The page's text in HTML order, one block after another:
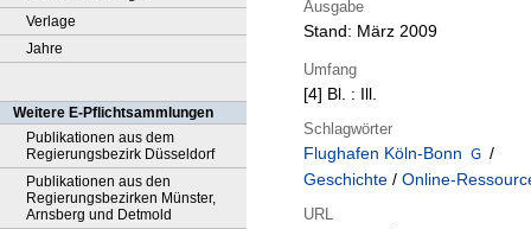
Verlage
Jahre
Weitere E-Pflichtsammlungen
Publikationen aus dem
Regierungsbezirk Düsseldorf
Publikationen aus den
Regierungsbezirken Münster,
Arnsberg und Detmold
Ausgabe
Stand: März 2009
Umfang
[4] Bl. : Ill.
Schlagwörter
Flughafen Köln-Bonn
/
Geschichte / Online-
URL